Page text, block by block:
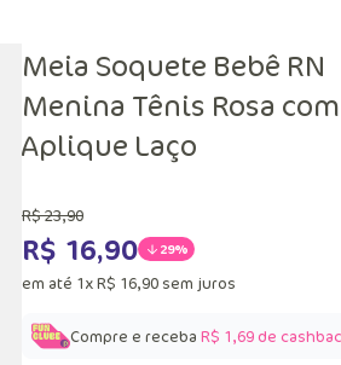
Meia Soquete Bebê RN
Menina Tênis Rosa com
Aplique Laço
R$23,90
R$ 16,90 29%
em até 1xR$ 16,90 sem juros
Compre e receba R$ 1,69de